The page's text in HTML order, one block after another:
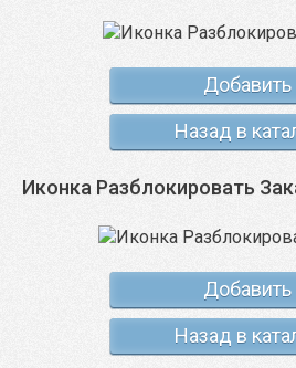
Добавить
Назад в
Иконка Разблокировать
Добавить
Назад в